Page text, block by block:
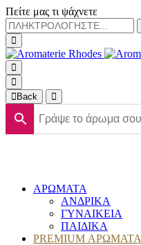
Πείτε μας τι ψάχνετε
Back
ΑΡΩΜΑΤΑ
ΑΝΔΡΙΚΑ
ΓΥΝΑΙΚΕΙΑ
ΠΑΙΔΙΚΑ
PREMIUM ΑΡΩΜΑΤΑ